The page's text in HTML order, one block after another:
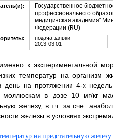
Государственное
профессионального
медицинская академия"
Федерации (RU)
подача заявки:
2013-03-01
к экспериментальной
температур на организм
день на протяжении 4-х
моллюскам в дозе 10 мг/кг
железу, в т.ч. за счет
железы в условиях